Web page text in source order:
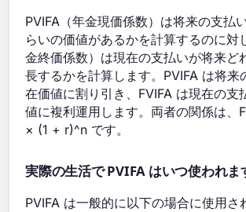
PVIFA（年金現価係数）は将来の支払
らいの価値があるかを計算するのに対
金終価係数）は現在の支払いが将来ど
長するかを計算します。PVIFA は将来
在価値に割り引き、FVIFA は現在の支
値に複利運用します。両者の関係は、
× (1 + r)^n です。
実際の生活で PVIFA はいつ使われま
PVIFA は一般的に以下の場合に使用さ